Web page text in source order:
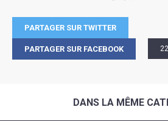
PARTAGER SUR TWITTER
PARTAGER SUR FACEBOOK
DANS LA MÊME